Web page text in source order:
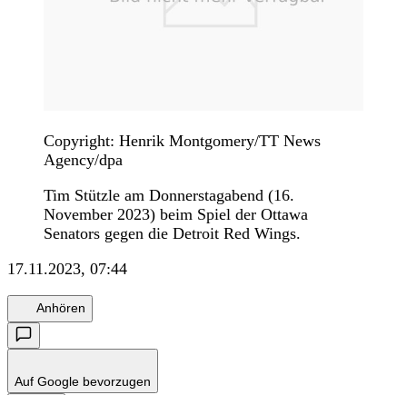
Copyright: Henrik Montgomery/TT News
Agency/dpa
Tim Stützle am Donnerstagabend (16.
November 2023) beim Spiel der Ottawa
Senators gegen die Detroit Red Wings.
17.11.2023, 07:44
Anhören
Auf Google bevorzugen